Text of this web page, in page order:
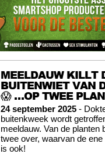
MEELDAUW KILLT
BUITENWIET VAN
😱 …OP TWEE
24 september 2025 -
buitenkweek wordt
meeldauw. Van de planten
twee over, waarvan de
is ook!